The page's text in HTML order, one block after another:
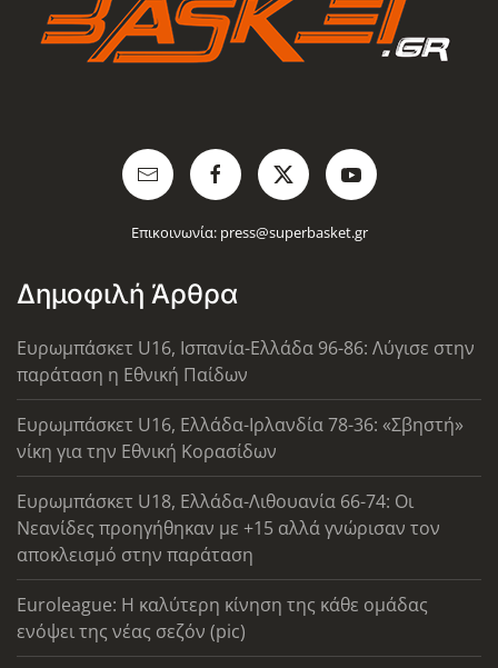
Επικοινωνία: press@superbasket.gr
Δημοφιλή Άρθρα
Ευρωμπάσκετ U16, Ισπανία-Ελλάδα 96-86: Λύγισε στην
παράταση η Εθνική Παίδων
Ευρωμπάσκετ U16, Ελλάδα-Ιρλανδία 78-36: «Σβηστή»
νίκη για την Εθνική Κορασίδων
Ευρωμπάσκετ U18, Ελλάδα-Λιθουανία 66-74: Οι
Νεανίδες προηγήθηκαν με +15 αλλά γνώρισαν τον
αποκλεισμό στην παράταση
Euroleague: Η καλύτερη κίνηση της κάθε ομάδας
ενόψει της νέας σεζόν (pic)